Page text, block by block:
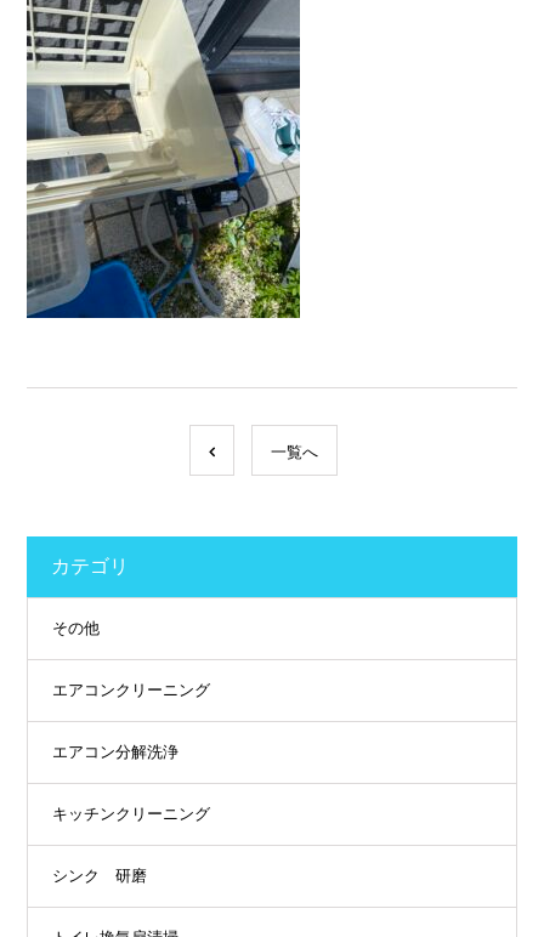
一覧へ
カテゴリ
その他
エアコンクリーニング
エアコン分解洗浄
キッチンクリーニング
シンク 研磨